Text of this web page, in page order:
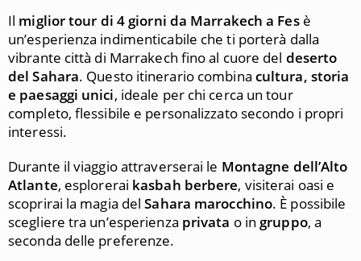
Il miglior tour di 4 giorni da Marrakech a Fesè
un’esperienza indimenticabile che ti porterà dalla
vibrante città di Marrakech fino al cuore del deserto
del Sahara. Questo itinerario combina cultura, storia
e paesaggi unici, ideale per chi cerca un tour
completo, flessibile e personalizzato secondo i propri
interessi.
Durante il viaggio attraverserai le Montagne dell’Alto
Atlante, esplorerai kasbah berbere, visiterai oasi e
scoprirai la magia delSahara marocchino. È possibile
scegliere tra un’esperienza privata o in gruppo, a
seconda delle preferenze.